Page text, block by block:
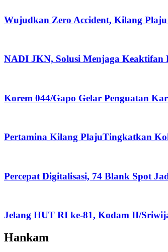
Wujudkan Zero Accident, Kilang
NADI JKN, Solusi Menjaga Keaktifan
Korem 044/Gapo Gelar Penguatan
Pertamina Kilang PlajuTingkatkan
Percepat Digitalisasi, 74 Blank Spot
Jelang HUT RI ke-81, Kodam II/
Hankam